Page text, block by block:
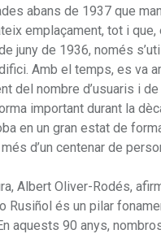
abans de 1937 que
emplaçament, tot i que,
juny de 1936, només
Amb el temps, es va
del nombre d’usuaris i
important durant la
en un gran estat de
d’un centenar de
Albert Oliver-Rodés,
Rusiñol és un pilar
aquests 90 anys,